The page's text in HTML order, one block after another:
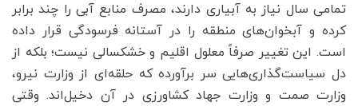
تمامی سال نیاز به آبیاری دارند، مصرف منابع آبی را چند برابر
کرده و آبخوان‌های منطقه را در آستانه فرسودگی قرار داده
است. این تغییر صرفاً معلول اقلیم و خشکسالی نیست؛ بلکه از
دل سیاست‌گذاری‌هایی سر برآورده که حلقه‌ای از وزارت نیرو،
وزارت صمت و وزارت جهاد کشاورزی در آن دخیل‌اند. وقتی